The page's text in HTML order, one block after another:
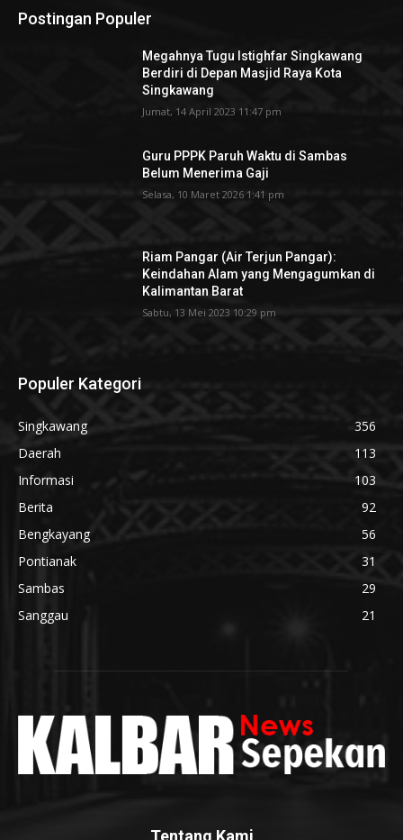
Postingan Populer
Megahnya Tugu Istighfar Singkawang
Berdiri di Depan Masjid Raya Kota
Singkawang
Jumat, 14 April 2023 11:47 pm
Guru PPPK Paruh Waktu di Sambas
Belum Menerima Gaji
Selasa, 10 Maret 2026 1:41 pm
Riam Pangar (Air Terjun Pangar):
Keindahan Alam yang Mengagumkan di
Kalimantan Barat
Sabtu, 13 Mei 2023 10:29 pm
Populer Kategori
Singkawang
356
Daerah
113
Informasi
103
Berita
92
Bengkayang
56
Pontianak
31
Sambas
29
Sanggau
21
Tentang Kami